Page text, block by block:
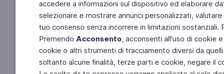
accedere a informazioni sul dispositivo ed elaborare
selezionare e mostrare annunci personalizzati,
tuo consenso senza incorrere in limitazioni sostanziali.
Premendo Acconsento, acconsenti all'uso di cookie
cookie o altri strumenti di tracciamento diversi da
soltanto alcune finalità, terze parti e cookie, negare il